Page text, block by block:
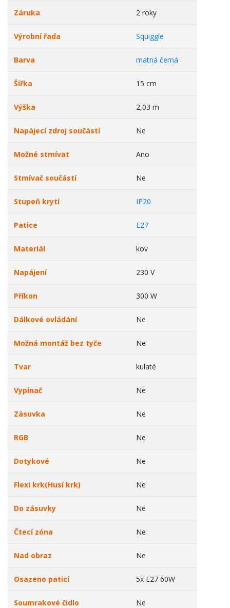
Záruka 2 roky
Výrobní řada Squiggle
Barva matná černá
Šířka 15 cm
Výška 2,03 m
Napájecí zdroj součástí Ne
Možné stmívat Ano
Stmívač součástí Ne
Stupeň krytí IP20
Patice E27
Materiál kov
Napájení 230 V
Příkon 300 W
Dálkové ovládání Ne
Možná montáž bez tyče Ne
Tvar kulaté
Vypínač Ne
Zásuvka Ne
RGB Ne
Dotykové Ne
Flexi krk(Husí krk) Ne
Do zásuvky Ne
Čtecí zóna Ne
Nad obraz Ne
Osazeno paticí 5x E27 60W
Soumrakové čidlo Ne